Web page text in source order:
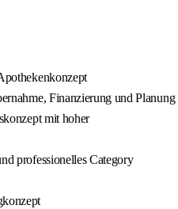
Finanzierung und Planung
mit hoher
professionelles Category